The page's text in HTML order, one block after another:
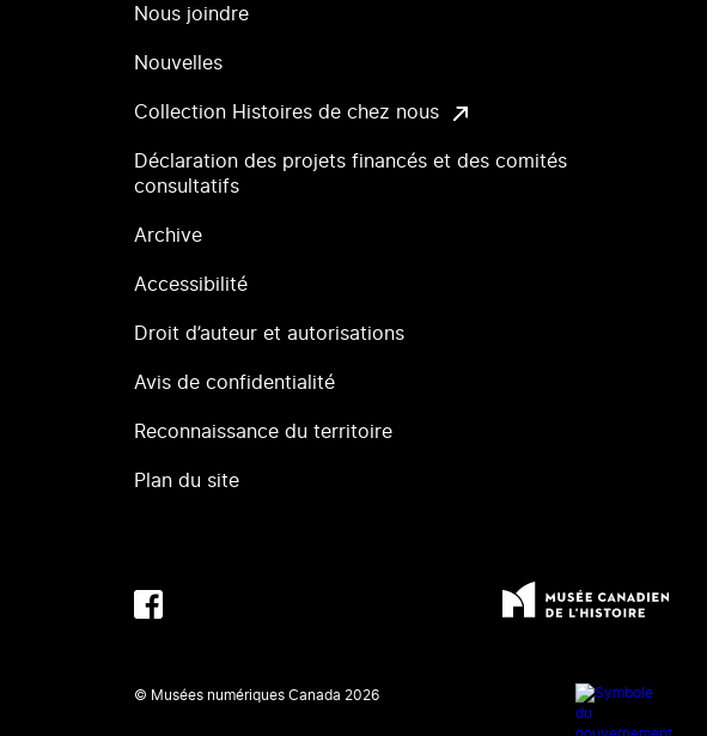
Nous joindre
Nouvelles
Collection Histoires de chez nous
Déclaration des projets financés et des comités
consultatifs
Archive
Accessibilité
Droit d’auteur et autorisations
Avis de confidentialité
Reconnaissance du territoire
Plan du site
© Musées numériques Canada 2026